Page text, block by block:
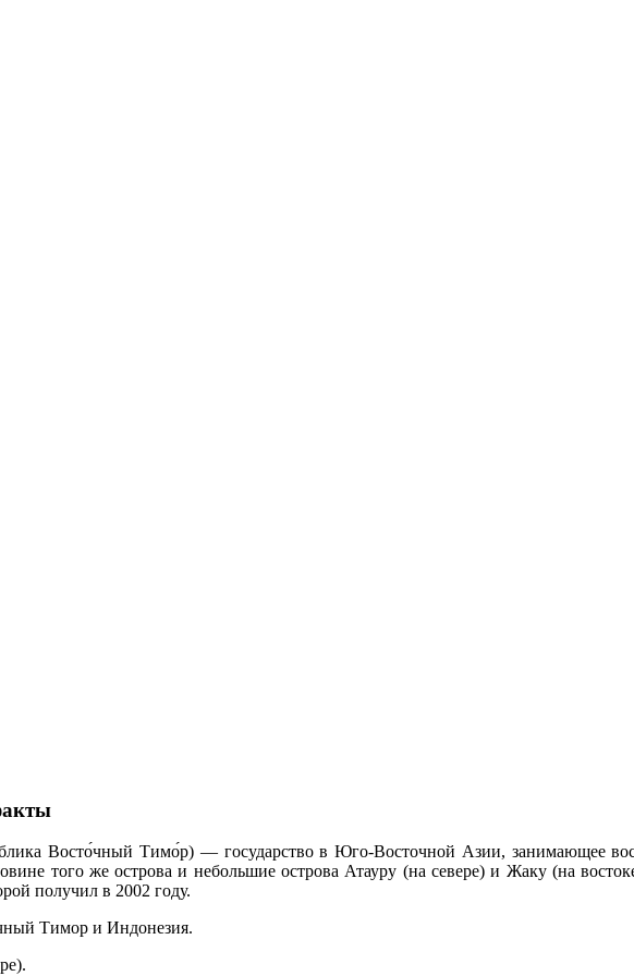
клипы из мультфильмов, мульт-клипы, песни из мультиков, детские клипы,
Восто́чный Тимо́р) — государство в Юго-Восточной Азии, занимающее
того же острова и небольшие острова Атауру (на севере) и Жаку (на
получил в 2002 году.
Тимор и Индонезия.